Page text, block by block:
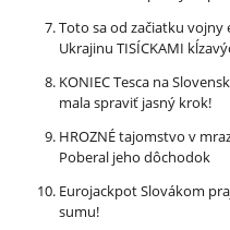
Toto sa od začiatku vojny
Ukrajinu TISÍCKAMI
KONIEC Tesca na
mala spraviť jasný krok!
HROZNÉ tajomstvo v
Poberal jeho dôchodok
Eurojackpot Slovákom
sumu!